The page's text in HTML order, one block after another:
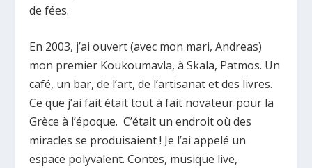
de fées.
En 2003, j’ai ouvert (avec mon mari, Andreas)
mon premier Koukoumavla, à Skala, Patmos. Un
café, un bar, de l’art, de l’artisanat et des livres.
Ce que j’ai fait était tout à fait novateur pour la
Grèce à l’époque. C’était un endroit où des
miracles se produisaient ! Je l’ai appelé un
espace polyvalent. Contes, musique live,